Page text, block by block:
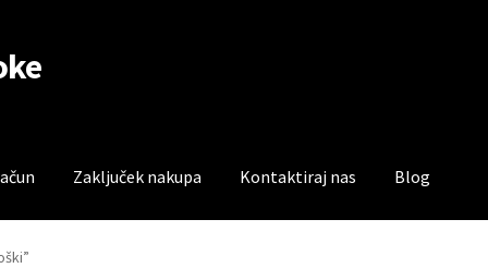
Zaključek nakupa Kontaktiraj nas Blog
Trgovina